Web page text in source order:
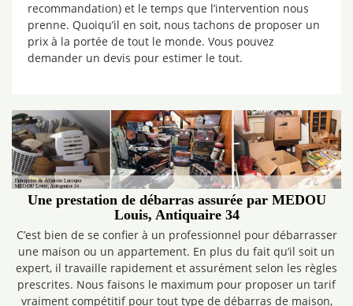
recommandation) et le temps que l’intervention nous
prenne. Quoiqu’il en soit, nous tachons de proposer un
prix à la portée de tout le monde. Vous pouvez
demander un devis pour estimer le tout.
Une prestation de débarras assurée par MEDOU
Louis, Antiquaire 34
C’est bien de se confier à un professionnel pour débarrasser
une maison ou un appartement. En plus du fait qu’il soit un
expert, il travaille rapidement et assurément selon les règles
prescrites. Nous faisons le maximum pour proposer un tarif
vraiment compétitif pour tout type de débarras de maison,